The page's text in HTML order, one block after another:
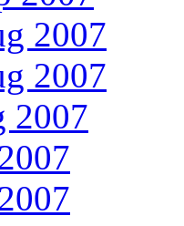
2007
2007
2007